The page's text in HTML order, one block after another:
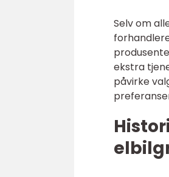
Selv om
ekstra
påvirke